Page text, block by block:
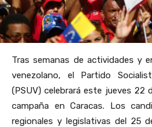
Tras semanas de actividades y
venezolano, el Partido
(PSUV) celebrará este jueves 22
campaña en Caracas. Los
regionales y legislativas del 25